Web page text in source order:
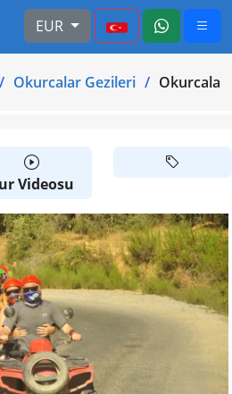
EUR
Okurcalar Gezileri Okurcalar
Videosu